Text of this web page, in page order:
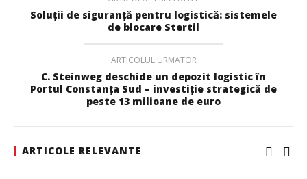
Soluții de siguranță pentru logistică: sistemele
de blocare Stertil
ARTICOLUL URMATOR
C. Steinweg deschide un depozit logistic în
Portul Constanța Sud – investiție strategică de
peste 13 milioane de euro
ARTICOLE RELEVANTE